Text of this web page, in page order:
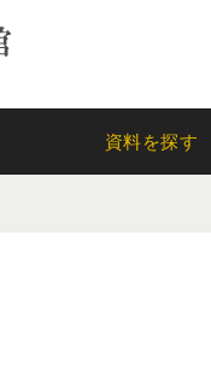
資料を探す